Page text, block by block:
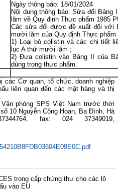
Ngày thông báo: 18/01/2024
Nội dung thông báo: Sửa đổi
lăm về Quy định Thực phẩm 1985
Các sửa đổi được đề xuất đối với
mười lăm của Quy định Thực
1) Loại bỏ colistin và các chi tiết
lục A thứ mười lăm ;
2) Đưa colistin vào Bảng II của
dùng trong thực phẩm.
các Cơ quan, tổ chức, doanh nghiệp
liên quan đến các mặt hàng và thị
phòng SPS Việt Nam trước thời
10 Nguyễn Công Hoan, Ba Đình, Hà
fax: 024 37349019,
trong cấp chứng thư cho các lô
vào EU